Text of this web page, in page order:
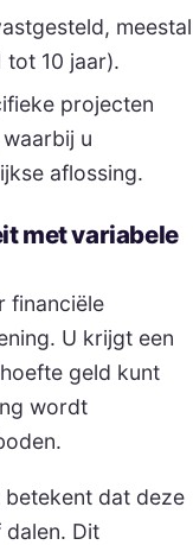
meestal
tot 10 jaar).
projecten
u
aflossing.
met variabele
financiële
U krijgt een
geld kunt
wordt
betekent dat deze
Dit